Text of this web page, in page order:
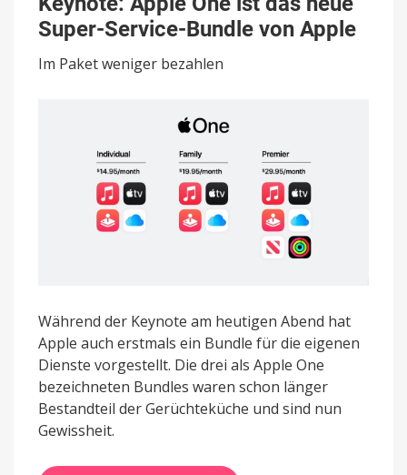
One
ist
neue
Bundle
Super-Service-Bundle von Apple
Im Paket weniger bezahlen
Während der Keynote am heutigen Abend hat
Apple auch erstmals ein Bundle für die eigenen
Dienste vorgestellt. Die drei als Apple One
bezeichneten Bundles waren schon länger
Bestandteil der Gerüchteküche und sind nun
Gewissheit.